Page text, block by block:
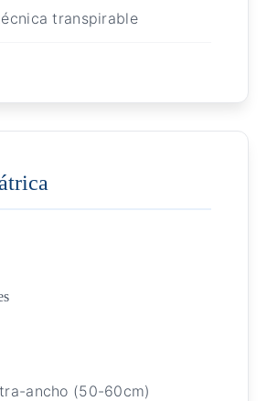
transpirable
ancho (50-60cm)